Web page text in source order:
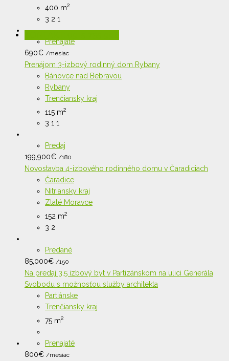
400 m2
3 2 1
Prenajaté
690€ /mesiac
Prenájom 3-izbový rodinný dom Rybany
Bánovce nad Bebravou
Rybany
Trenčiansky kraj
115 m2
3 1 1
Predaj
199,900€ /180
Novostavba 4-izbového rodinného domu v Čaradiciach
Čaradice
Nitriansky kraj
Zlaté Moravce
152 m2
3 2
Predané
85,000€ /150
Na predaj 3,5 izbový byt v Partizánskom na ulici Generála
Svobodu s možnosťou služby architekta
Partiánske
Trenčiansky kraj
75 m2
Prenajaté
800€ /mesiac